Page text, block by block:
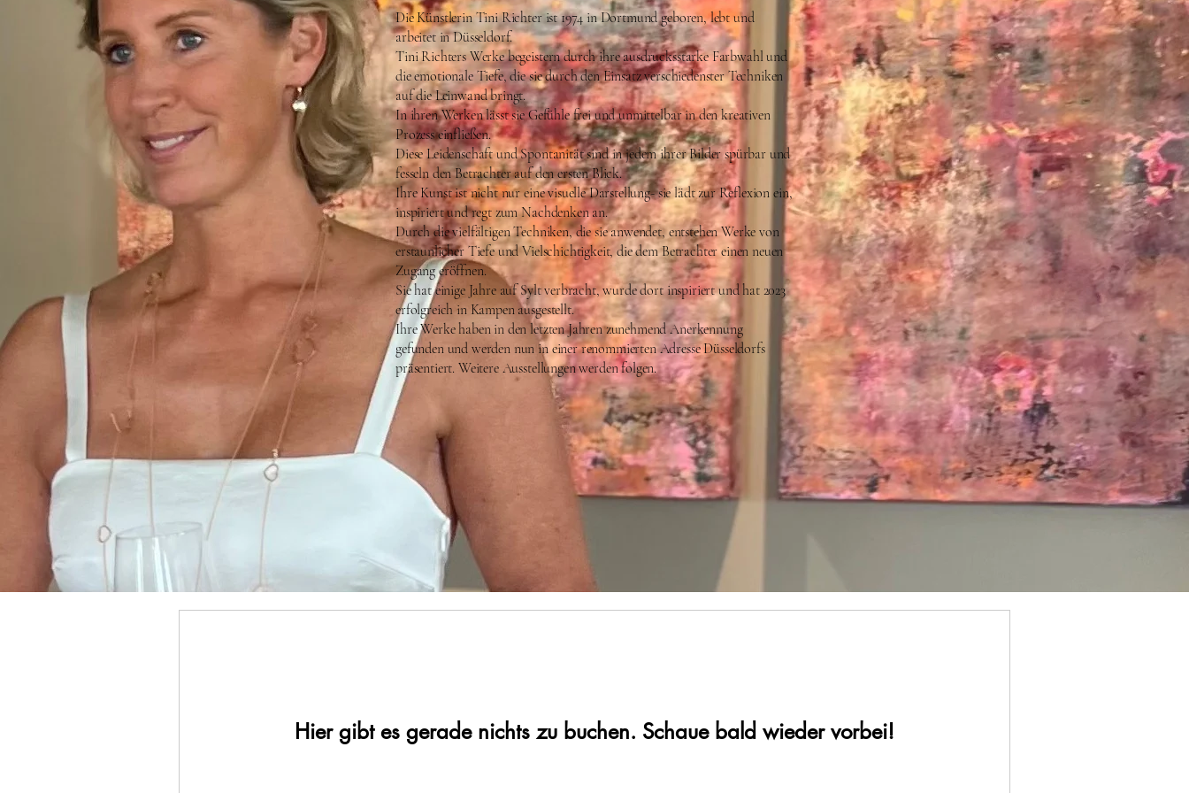
Die Künstlerin Tini Richter ist 1974 in Dortmund geboren, lebt und
arbeitet in Düsseldorf.
Tini Richters Werke begeistern durch ihre ausdrucksstarke Farbwahl und
die emotionale Tiefe, die sie durch den Einsatz verschiedenster Techniken
auf die Leinwand bringt.
In ihren Werken lässt sie Gefühle frei und unmittelbar in den kreativen
Prozess einfließen.
Diese Leidenschaft und Spontanität sind in jedem ihrer Bilder spürbar und
fesseln den Betrachter auf den ersten Blick.
Ihre Kunst ist nicht nur eine visuelle Darstellung- sie lädt zur Reflexion ein,
inspiriert und regt zum Nachdenken an.
Durch die vielfältigen Techniken, die sie anwendet, entstehen Werke von
erstaunlicher Tiefe und Vielschichtigkeit, die dem Betrachter einen neuen
Zugang eröffnen.
Sie hat einige Jahre auf Sylt verbracht, wurde dort inspiriert und hat 2023
erfolgreich in Kampen ausgestellt.
Ihre Werke haben in den letzten Jahren zunehmend Anerkennung
gefunden und werden nun in einer renommierten Adresse Düsseldorfs
präsentiert. Weitere Ausstellungen werden folgen.
Hier gibt es gerade nichts zu buchen. Schaue bald wieder vorbei!